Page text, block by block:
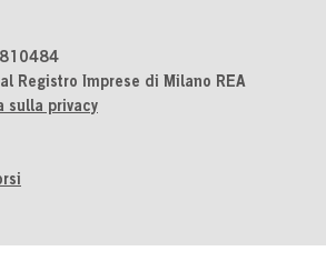
Registro Imprese di Milano REA
sulla privacy